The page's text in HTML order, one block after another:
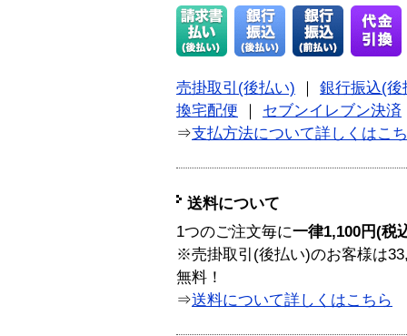
売掛取引(後払い)
銀行振込(後
換宅配便
セブンイレブン決済
⇒支払方法について詳しくはこ
送料について
1つのご注文毎に一律1,100円(税
※売掛取引(後払い)のお客様は
無料！
⇒送料について詳しくはこちら